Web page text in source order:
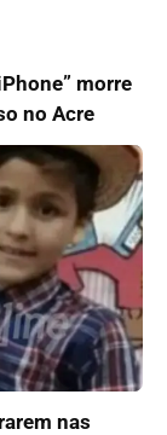
morre
no Acre
nas